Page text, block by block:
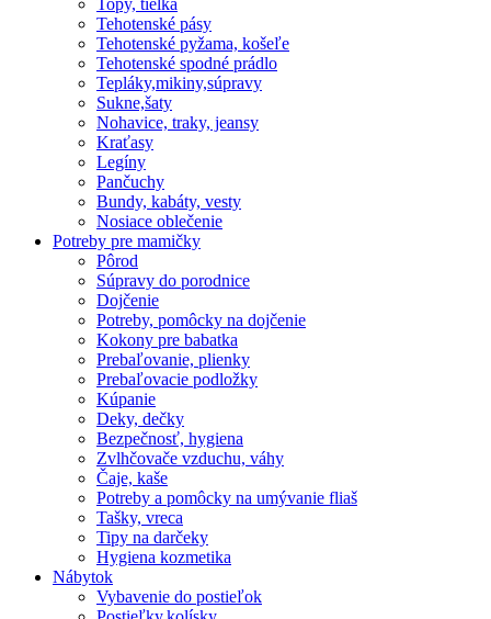
Tehotenské pásy
Tehotenské pyžama, košeľe
Tehotenské spodné prádlo
Tepláky,mikiny,súpravy
Sukne,šaty
Nohavice, traky, jeansy
Kraťasy
Legíny
Pančuchy
Bundy, kabáty, vesty
Nosiace oblečenie
Potreby pre mamičky
Pôrod
Súpravy do porodnice
Dojčenie
Potreby, pomôcky na dojčenie
Kokony pre babatka
Prebaľovanie, plienky
Prebaľovacie podložky
Kúpanie
Deky, dečky
Bezpečnosť, hygiena
Zvlhčovače vzduchu, váhy
Čaje, kaše
Potreby a pomôcky na umývanie fliaš
Tašky, vreca
Tipy na darčeky
Hygiena kozmetika
Nábytok
Vybavenie do postieľok